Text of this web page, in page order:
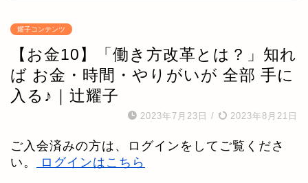
耀子コンテンツ
【お金10】「働き方改革とは？」知れ
ば お金・時間・やりがいが 全部 手に
入る♪｜辻耀子
2023年7月23日 / 2023年8月21日
ご入会済みの方は、ログインをしてご覧くださ
い。
ログインはこちら